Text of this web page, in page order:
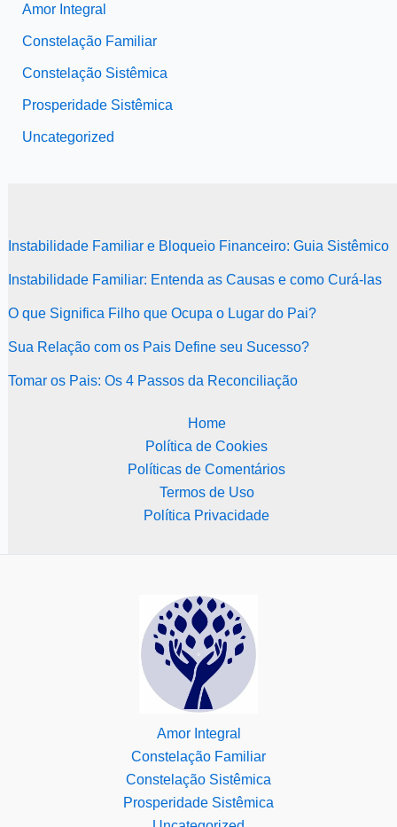
Amor Integral
Constelação Familiar
Constelação Sistêmica
Prosperidade Sistêmica
Uncategorized
Instabilidade Familiar e Bloqueio Financeiro: Guia Sistêmico
Instabilidade Familiar: Entenda as Causas e como Curá-las
O que Significa Filho que Ocupa o Lugar do Pai?
Sua Relação com os Pais Define seu Sucesso?
Tomar os Pais: Os 4 Passos da Reconciliação
Home
Política de Cookies
Políticas de Comentários
Termos de Uso
Política Privacidade
Amor Integral
Constelação Familiar
Constelação Sistêmica
Prosperidade Sistêmica